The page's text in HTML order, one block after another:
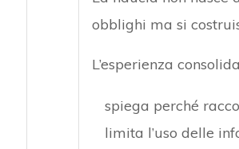
obblighi ma si
L’esperienza
spiega perché
limita l’uso delle